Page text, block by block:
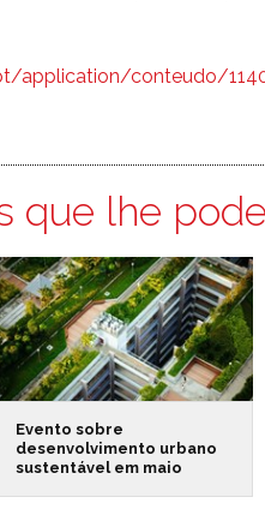
application/conteudo/
que lhe
Evento sobre
desenvolvimento urbano
sustentável em maio